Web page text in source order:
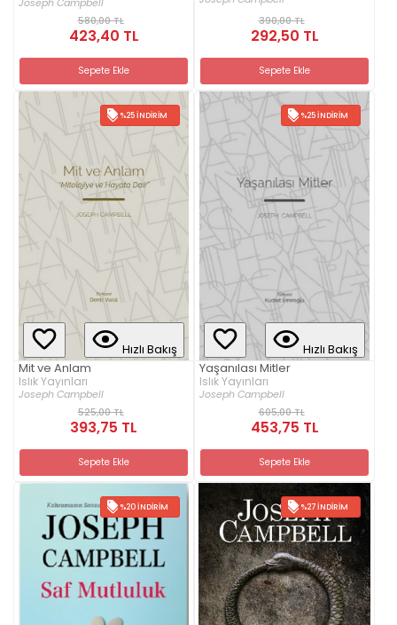
580,00 TL
423,40 TL
Sepete Ekle
390,00 TL
292,50 TL
Sepete Ekle
%25 İNDIRIM
Hızlı Bakış
Mit ve Anlam
Islık Yayınları
Joseph Campbell
525,00 TL
393,75 TL
Sepete Ekle
%25 İNDIRIM
Hızlı Bakış
Yaşanılası Mitler
Islık Yayınları
Joseph Campbell
605,00 TL
453,75 TL
Sepete Ekle
%20 İNDIRIM %27 İNDIRIM